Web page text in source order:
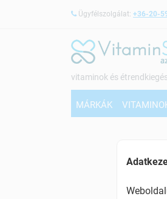
Ügyfélszolgálat: +36-20-
vitaminok és
MÁRKÁK